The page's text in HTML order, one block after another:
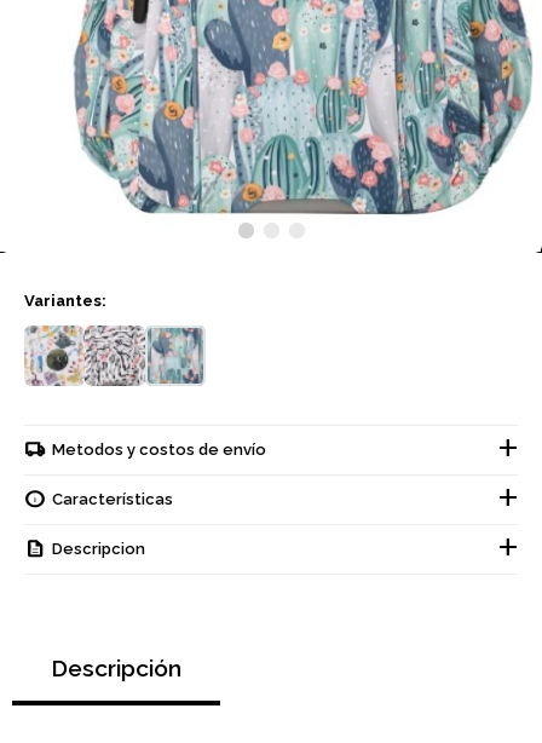
Variantes:
Metodos y costos de envío
Características
Descripcion
Descripción